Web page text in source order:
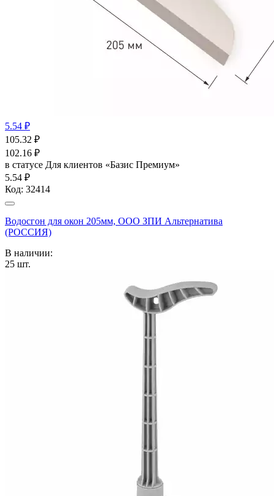
5.54 ₽
105.32 ₽
102.16 ₽
в статусе Для клиентов «Базис Премиум»
5.54 ₽
Код: 32414
Водосгон для окон 205мм, ООО ЗПИ Альтернатива
(РОССИЯ)
В наличии:
25 шт.